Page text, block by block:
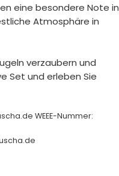
eine besondere Note in
Atmosphäre in
verzaubern und
Set und erleben Sie
WEEE-Nummer: